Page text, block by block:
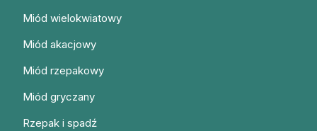
Miód wielokwiatowy
Miód akacjowy
Miód rzepakowy
Miód gryczany
Rzepak i spadź